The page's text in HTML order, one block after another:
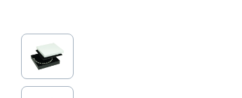
Ignorer la galerie d'images